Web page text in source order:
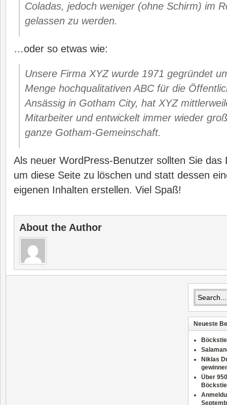
Coladas, jedoch weniger (ohne Schirm) im
gelassen zu werden.
…oder so etwas wie:
Unsere Firma XYZ wurde 1971 gegründet
Menge hochqualitativen ABC für die
Ansässig in Gotham City, hat XYZ
Mitarbeiter und entwickelt immer wieder
ganze Gotham-Gemeinschaft.
Als neuer WordPress-Benutzer sollten Sie das
um diese Seite zu löschen und statt dessen
eigenen Inhalten erstellen. Viel Spaß!
About the Author
Neueste
Niklas
Über